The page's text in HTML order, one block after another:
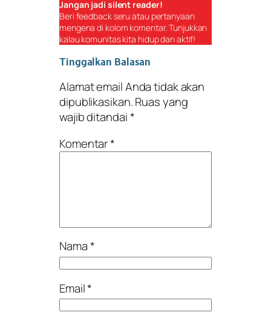
Jangan jadi silent reader!
Beri feedbackseru atau pertanyaan
mengena di kolom komentar. Tunjukkan
kalau komunitas kita hidup dan aktif!
Tinggalkan Balasan
Alamat email Anda tidak akan
dipublikasikan.Ruas yang
wajib ditandai*
Komentar*
Nama*
Email*